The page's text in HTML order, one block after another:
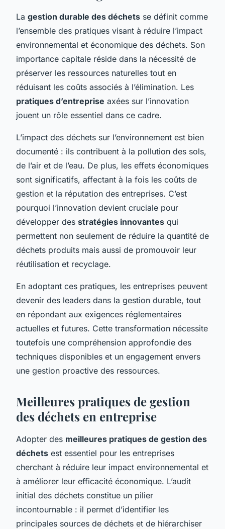
La gestion durable des déchets se définit comme
l’ensemble des pratiques visant à réduire l’impact
environnemental et économique des déchets. Son
importance capitale réside dans la nécessité de
préserver les ressources naturelles tout en
réduisant les coûts associés à l’élimination. Les
pratiques d’entreprise axées sur l’innovation
jouent un rôle essentiel dans ce cadre.
L’impact des déchets sur l’environnement est bien
documenté : ils contribuent à la pollution des sols,
de l’air et de l’eau. De plus, les effets économiques
sont significatifs, affectant à la fois les coûts de
gestion et la réputation des entreprises. C’est
pourquoi l’innovation devient cruciale pour
développer des stratégies innovantes qui
permettent non seulement de réduire la quantité de
déchets produits mais aussi de promouvoir leur
réutilisation et recyclage.
En adoptant ces pratiques, les entreprises peuvent
devenir des leaders dans la gestion durable, tout
en répondant aux exigences réglementaires
actuelles et futures. Cette transformation nécessite
toutefois une compréhension approfondie des
techniques disponibles et un engagement envers
une gestion proactive des ressources.
Meilleures pratiques de gestion
des déchets en entreprise
Adopter des meilleures pratiques de gestion des
déchets est essentiel pour les entreprises
cherchant à réduire leur impact environnemental et
à améliorer leur efficacité économique. L’audit
initial des déchets constitue un pilier
incontournable : il permet d’identifier les
principales sources de déchets et de hiérarchiser